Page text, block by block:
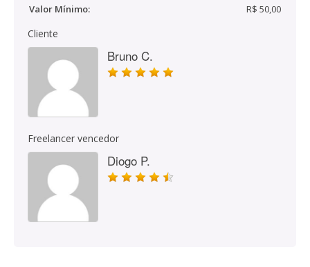
Valor Mínimo:
R$ 50,00
Cliente
Bruno C.
Freelancer vencedor
Diogo P.